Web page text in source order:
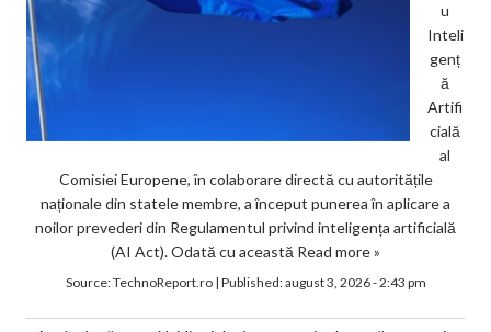
u
Inteli
genț
ă
Artifi
cială
al
Comisiei Europene, în colaborare directă cu autoritățile
naționale din statele membre, a început punerea în aplicare a
noilor prevederi din Regulamentul privind inteligența artificială
(AI Act). Odată cu această Read more »
Source:TechnoReport.ro| Published:august 3, 2026 - 2:43 pm